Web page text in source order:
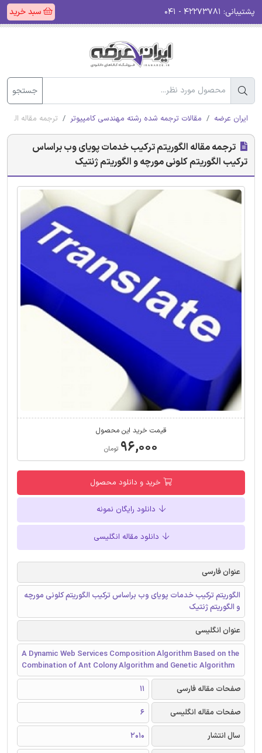
پشتیبانی: سبد خرید
جستجو
ایران عرضه مقالات ترجمه شده رشته مهندسی کامپیوتر ترجمه مقاله
ترجمه مقاله الگوریتم ترکیب خدمات پویای وب براساس
ترکیب الگوریتم کلونی مورچه و الگوریتم ژنتیک
قیمت خرید این محصول
۹۶,۰۰۰ تومان
خرید و دانلود محصول
دانلود رایگان نمونه
دانلود مقاله انگلیسی
عنوان فارسی
الگوریتم ترکیب خدمات پویای وب براساس ترکیب الگوریتم کلونی مورچه
و الگوریتم ژنتیک
عنوان انگلیسی
A Dynamic Web Services Composition Algorithm Based on the
Combination of Ant Colony Algorithm and Genetic Algorithm
صفحات مقاله فارسی
11
صفحات مقاله انگلیسی
6
سال انتشار
2010